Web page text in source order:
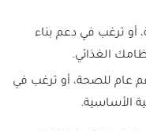
أو ترغب في دعم بناء
الغذائي.
عام للصحة، أو ترغب في
الأساسية.